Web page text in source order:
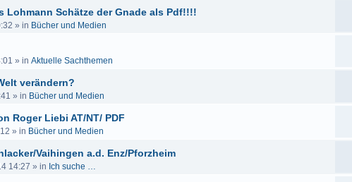
Lohmann Schätze der Gnade als Pdf!!!!
» in Bücher und Medien
» in Aktuelle Sachthemen
verändern?
» in Bücher und Medien
Roger Liebi AT/NT/ PDF
» in Bücher und Medien
Vaihingen a.d. Enz/Pforzheim
14:27 » in Ich suche …